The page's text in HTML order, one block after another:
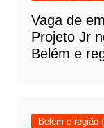
Vaga de
Projeto Jr
Belém e
Belém e região